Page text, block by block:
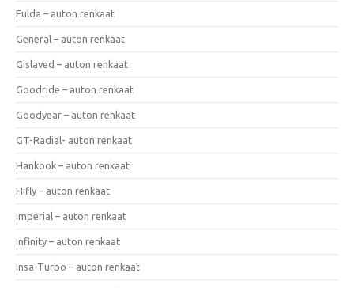
Fulda – auton renkaat
General – auton renkaat
Gislaved – auton renkaat
Goodride – auton renkaat
Goodyear – auton renkaat
GT-Radial- auton renkaat
Hankook – auton renkaat
Hifly – auton renkaat
Imperial – auton renkaat
Infinity – auton renkaat
Insa-Turbo – auton renkaat